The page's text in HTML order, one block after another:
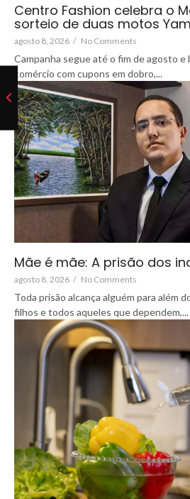
Centro Fashion celebra o
sorteio de duas motos
agosto 8, 2026 / No Comments
Campanha segue até o fim de agosto e
comércio com cupons em dobro,...
Mãe é mãe: A prisão dos
agosto 8, 2026 / No Comments
Toda prisão alcança alguém para além
filhos e todos aqueles que dependem,...